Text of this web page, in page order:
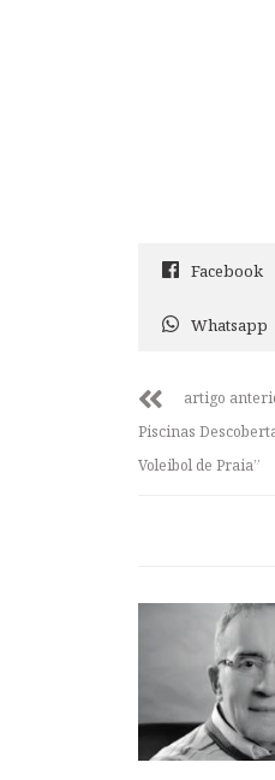
Facebook
Whatsapp
artigo
Piscinas
Voleibol de Praia”